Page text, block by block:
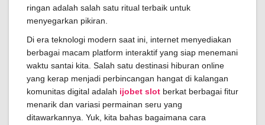
ringan adalah salah satu ritual terbaik untuk
menyegarkan pikiran.
Di era teknologi modern saat ini, internet menyediakan
berbagai macam platform interaktif yang siap menemani
waktu santai kita. Salah satu destinasi hiburan online
yang kerap menjadi perbincangan hangat di kalangan
komunitas digital adalah ijobet slot berkat berbagai fitur
menarik dan variasi permainan seru yang
ditawarkannya. Yuk, kita bahas bagaimana cara